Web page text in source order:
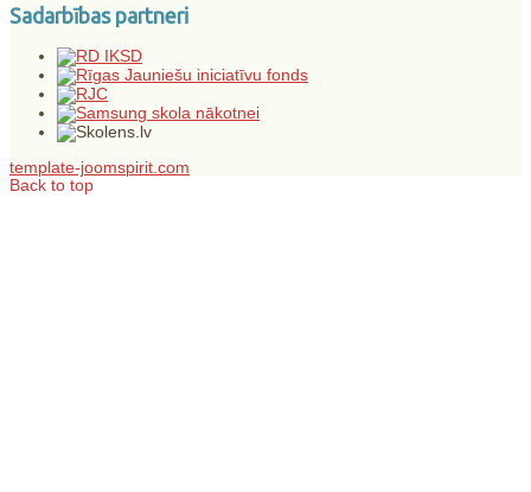
Sadarbības partneri
template-joomspirit.com
Back to top